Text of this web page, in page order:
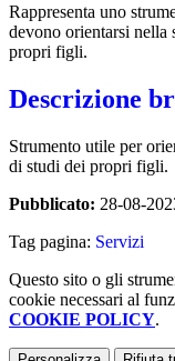
Rappresenta uno
devono orientarsi nella
propri figli.
Descrizione
Strumento utile per
di studi dei propri figli.
Pubblicato: 28-08-
Tag pagina: Servizi
Questo sito o gli
cookie necessari al
COOKIE POLICY.